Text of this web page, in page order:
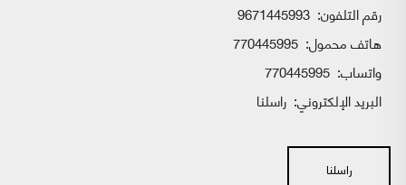
رقم التلفون: 9671445993
هاتف محمول: 770445995
واتساب:
البريد الإلكتروني: راسلنا
راسلنا